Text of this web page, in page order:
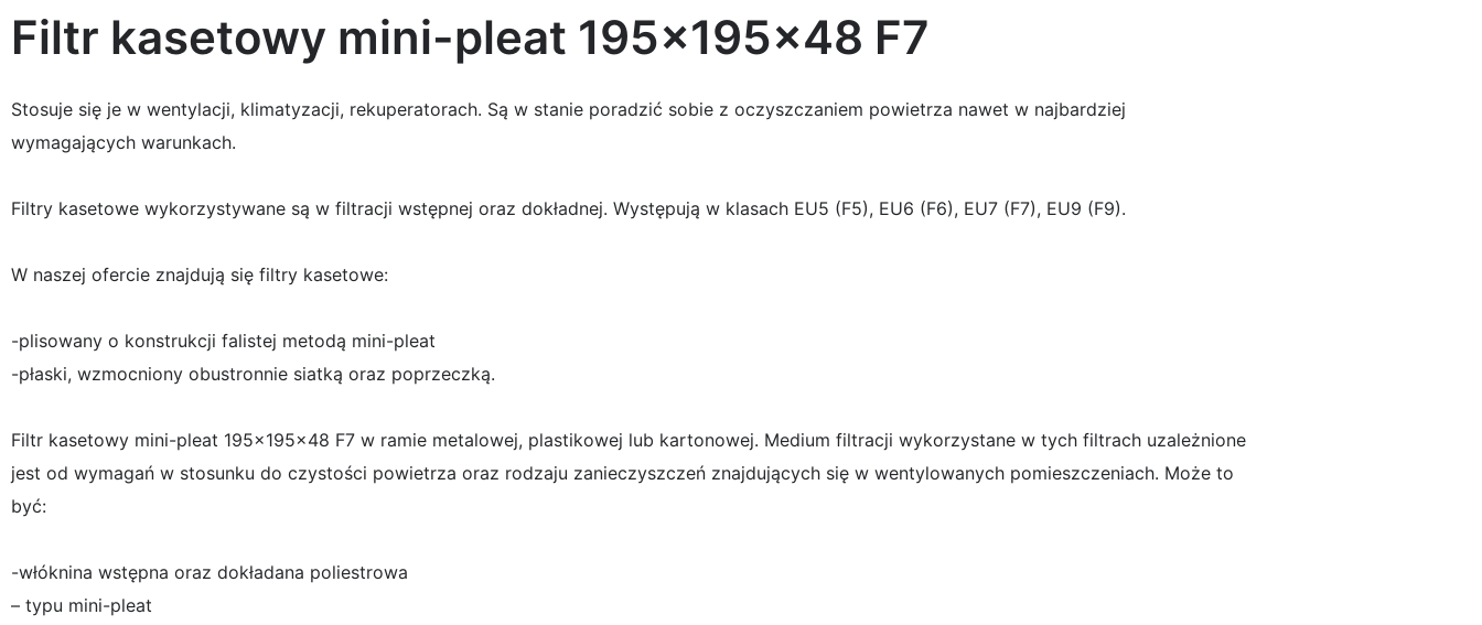
Filtr kasetowy mini-pleat 195x195x48 F7
Stosuje się je w wentylacji, klimatyzacji, rekuperatorach. Są w stanie poradzić sobie z oczyszczaniem powietrza nawet w najbardziej
wymagających warunkach.
Filtry kasetowe wykorzystywane są w filtracji wstępnej oraz dokładnej. Występują w klasach EU5 (F5), EU6 (F6), EU7 (F7), EU9 (F9).
W naszej ofercie znajdują się filtry kasetowe:
-plisowany o konstrukcji falistej metodą mini-pleat
-płaski, wzmocniony obustronnie siatką oraz poprzeczką.
Filtr kasetowy mini-pleat 195x195x48 F7 w ramie metalowej, plastikowej lub kartonowej. Medium filtracji wykorzystane w tych filtrach uzależnione
jest od wymagań w stosunku do czystości powietrza oraz rodzaju zanieczyszczeń znajdujących się w wentylowanych pomieszczeniach. Może to
być:
-włóknina wstępna oraz dokładana poliestrowa
– typu mini-pleat